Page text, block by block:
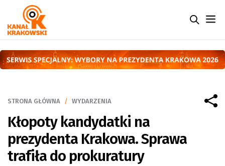
STRONA GŁÓWNA WYDARZENIA
Kłopoty kandydatki na
prezydenta Krakowa. Sprawa
trafiła do prokuratury